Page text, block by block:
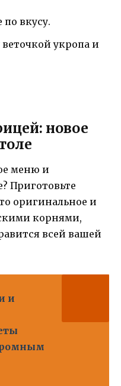
вкусу.
укропа и
новое
меню и
Приготовьте
оригинальное и
корнями,
всей вашей
и